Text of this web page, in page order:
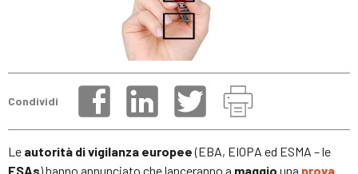
Condividi
Le autorità di vigilanza europee(EBA, EIOPA ed ESMA – le
ESAs) hanno annunciato che lanceranno a maggio una prova